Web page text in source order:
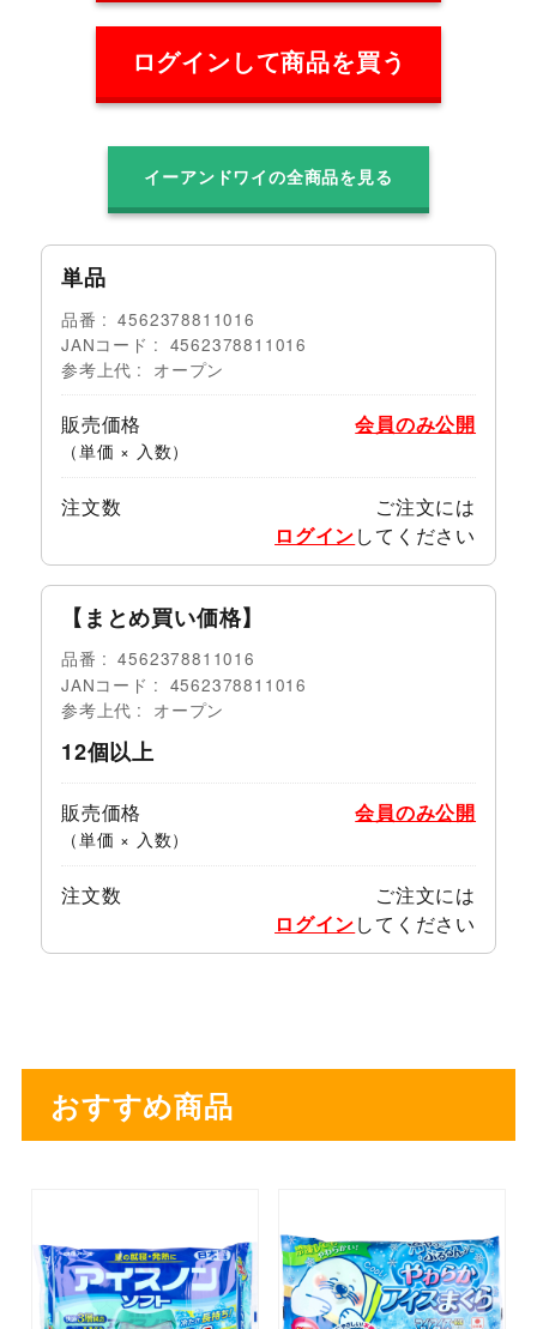
ログインして商品を買う
イーアンドワイの全商品を見る
単品
品番
4562378811016
JANコード
4562378811016
参考上代
オープン
販売価格
（単価 × 入数）
会員のみ公開
注文数
ご注文には
ログインしてください
【まとめ買い価格】
品番
4562378811016
JANコード
4562378811016
参考上代
オープン
12個以上
販売価格
（単価 × 入数）
会員のみ公開
注文数
ご注文には
ログインしてください
おすすめ商品